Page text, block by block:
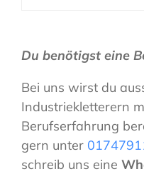
Du benötigst eine
Bei uns wirst du
Industriekletterern
Berufserfahrung
gern unter
schreib uns eine